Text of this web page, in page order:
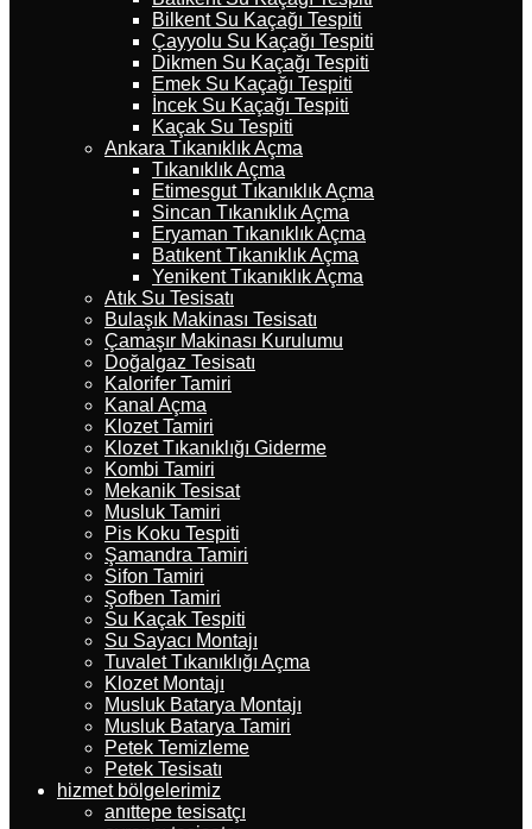
Bilkent Su Kaçağı Tespiti
Çayyolu Su Kaçağı Tespiti
Dikmen Su Kaçağı Tespiti
Emek Su Kaçağı Tespiti
İncek Su Kaçağı Tespiti
Kaçak Su Tespiti
Ankara Tıkanıklık Açma
Tıkanıklık Açma
Etimesgut Tıkanıklık Açma
Sincan Tıkanıklık Açma
Eryaman Tıkanıklık Açma
Batıkent Tıkanıklık Açma
Yenikent Tıkanıklık Açma
Atık Su Tesisatı
Bulaşık Makinası Tesisatı
Çamaşır Makinası Kurulumu
Doğalgaz Tesisatı
Kalorifer Tamiri
Kanal Açma
Klozet Tamiri
Klozet Tıkanıklığı Giderme
Kombi Tamiri
Mekanik Tesisat
Musluk Tamiri
Pis Koku Tespiti
Şamandra Tamiri
Sifon Tamiri
Şofben Tamiri
Su Kaçak Tespiti
Su Sayacı Montajı
Tuvalet Tıkanıklığı Açma
Klozet Montajı
Musluk Batarya Montajı
Musluk Batarya Tamiri
Petek Temizleme
Petek Tesisatı
hizmet bölgelerimiz
anıttepe tesisatçı